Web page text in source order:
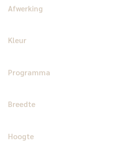
Afwerking
Kleur
Programma
Breedte
Hoogte